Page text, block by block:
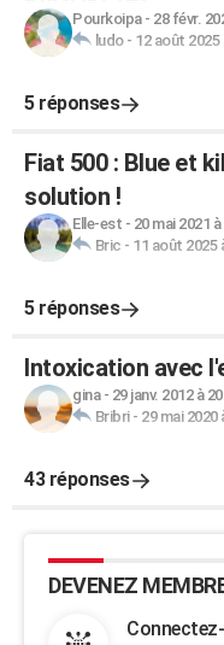
Pourkoipa- 28 févr.
ludo- 12 août 2025
5 réponses
Fiat 500 : Blue et
solution !
Elle-est - 20 mai 2021 à
Bric - 11 août 2025
5 réponses
Intoxication avec
gina- 29 janv. 2012 à
Bribri- 29 mai 2020
43 réponses
DEVENEZ